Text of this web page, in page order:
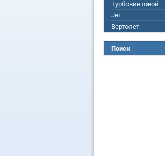
Турбовинтовой
Jет
Вертолет
Поиск